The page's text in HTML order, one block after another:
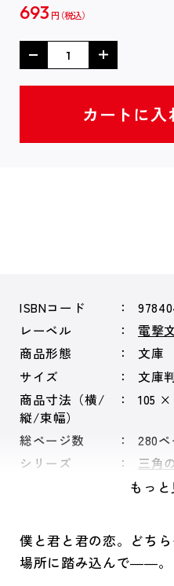
693 円
ISBNコード
レーベル
電撃
商品形態
文庫
サイズ
文庫
商品寸法（横/
縦/束幅）
105 ×
総ページ数
280
シリーズ
三角
もっと
僕と君と君の恋。どち
場所に踏み込んで――。